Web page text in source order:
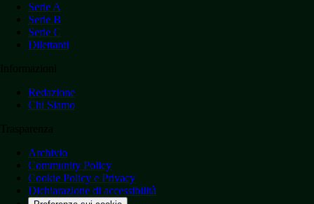
Serie A
Serie B
Serie C
Dilettanti
Redazione
Chi Siamo
Archivio
Community Policy
Cookie Policy e Privacy
Dichiarazione di accessibilità